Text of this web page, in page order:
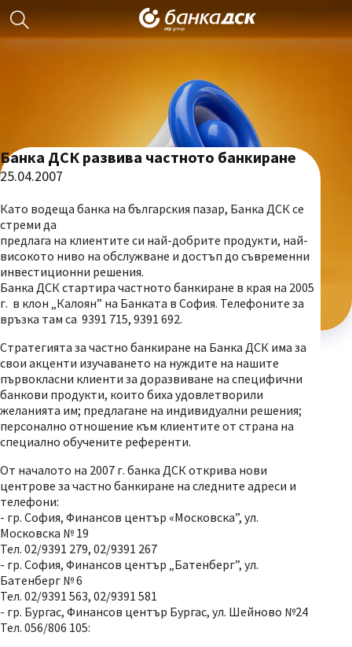
Банка ДСК развива частното банкиране
25.04.2007
Като водеща банка на българския пазар, Банка ДСК се
стреми да
предлага на клиентите си най-добрите продукти, най-
високото ниво на обслужване и достъп до съвременни
инвестиционни решения.
Банка ДСК стартира частното банкиране в края на 2005
г. в клон „Калоян” на Банката в София. Телефоните за
връзка там са 9391 715, 9391 692.
Стратегията за частно банкиране на Банка ДСК има за
свои акценти изучаването на нуждите на нашите
първокласни клиенти за доразвиване на специфични
банкови продукти, които биха удовлетворили
желанията им; предлагане на индивидуални решения;
персонално отношение към клиентите от страна на
специално обучените референти.
От началото на 2007 г. банка ДСК открива нови
центрове за частно банкиране на следните адреси и
телефони:
- гр. София, Финансов център «Московска”, ул.
Московска № 19
Тел. 02/9391 279, 02/9391 267
- гр. София, Финансов център „Батенберг”, ул.
Батенберг № 6
Тел. 02/9391 563, 02/9391 581
- гр. Бургас, Финансов център Бургас, ул. Шейново №24
Тел. 056/806 105: